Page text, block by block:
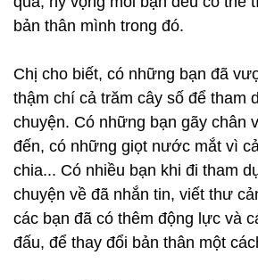
bản thân mình trong đó.
Chị cho biết, có những bạn đã
thậm chí cả trăm cây số để tham
chuyện. Có những bạn gãy chân
đến, có những giọt nước mắt vì
chia... Có nhiều bạn khi đi tham
chuyện về đã nhắn tin, viết thư
các bạn đã có thêm động lực và
đấu, để thay đổi bản thân một